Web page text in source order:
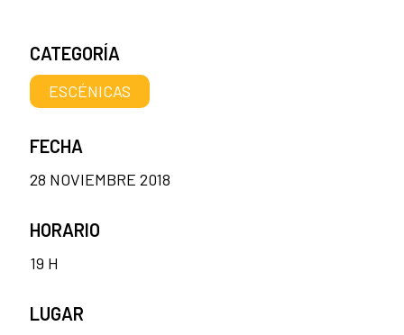
CATEGORÍA
ESCÉNICAS
FECHA
28 NOVIEMBRE 2018
HORARIO
19 H
LUGAR